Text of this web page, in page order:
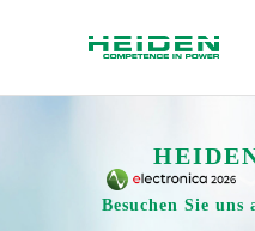
Besuchen Sie